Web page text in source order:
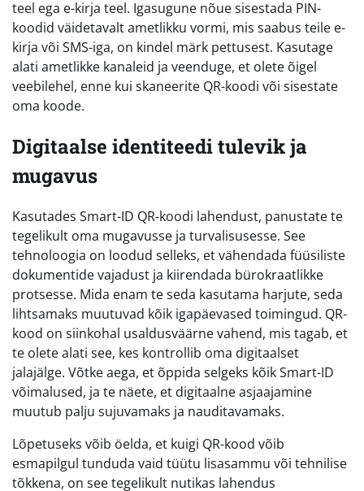
teel ega e-kirja teel. Igasugune nõue sisestada PIN-
koodid väidetavalt ametlikku vormi, mis saabus teile e-
kirja või SMS-iga, on kindel märk pettusest. Kasutage
alati ametlikke kanaleid ja veenduge, et olete õigel
veebilehel, enne kui skaneerite QR-koodi või sisestate
oma koode.
Digitaalse identiteedi tulevik ja
mugavus
Kasutades Smart-ID QR-koodi lahendust, panustate te
tegelikult oma mugavusse ja turvalisusesse. See
tehnoloogia on loodud selleks, et vähendada füüsiliste
dokumentide vajadust ja kiirendada bürokraatlikke
protsesse. Mida enam te seda kasutama harjute, seda
lihtsamaks muutuvad kõik igapäevased toimingud. QR-
kood on siinkohal usaldusväärne vahend, mis tagab, et
te olete alati see, kes kontrollib oma digitaalset
jalajälge. Võtke aega, et õppida selgeks kõik Smart-ID
võimalused, ja te näete, et digitaalne asjaajamine
muutub palju sujuvamaks ja nauditavamaks.
Lõpetuseks võib öelda, et kuigi QR-kood võib
esmapilgul tunduda vaid tüütu lisasammu või tehnilise
tõkkena, on see tegelikult nutikas lahendus